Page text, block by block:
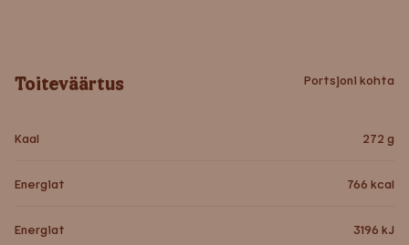
Toiteväärtus Portsjoni kohta
Kaal 272 g
Energiat 766 kcal
Energiat 3196 kJ